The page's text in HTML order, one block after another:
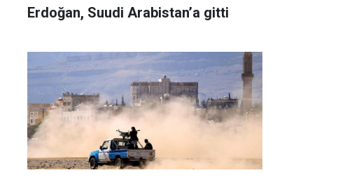
Erdoğan, Suudi Arabistan’a gitti